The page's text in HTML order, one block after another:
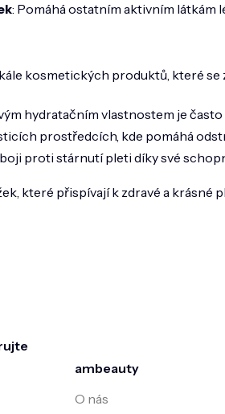
: Pomáhá ostatním aktivním látkám
kosmetických produktů, které
hydratačním vlastnostem je
prostředcích, kde pomáhá
boji proti stárnutí pleti díky své
které přispívají k zdravé a
ambeauty
O nás